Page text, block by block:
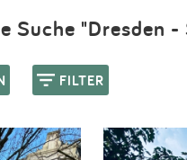
Suche "Dresden
FILTER